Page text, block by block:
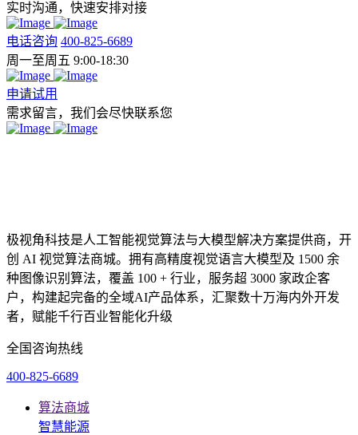
实时沟通，快速安排对接
电话咨询 400-825-6689
周一至周五 9:00-18:30
申请试用
需求留言，我们会尽快联系您
极视角科技是人工智能视觉算法与大模型解决方案提供商，开
创 AI 视觉算法商城。拥有高精度视觉语言大模型及 1500 余
种图像识别算法，覆盖 100 + 行业，服务超 3000 家政企客
户，构建起完备的全域AI产品体系，汇聚数十万海内外开发
者，赋能千行百业智能化升级
全国咨询热线
400-825-6689
算法商城
智慧能源